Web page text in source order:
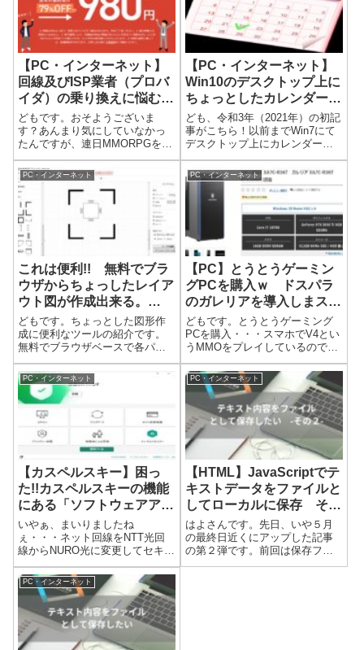
【PC・インターネット】
回線及びISP業者（プロバ
イダ）の乗り換えに悩む。
（NURO光が良いの・・
か？
どもです。おそようございま
す？あんまり気にしていなかっ
たんですが、連日MMORPGをプ
レイしていると最近家の光回線
が、途中で原因不明な回線断が
約1分くらい断続的に起きるよう
になってゲームがプレイしにく
い状態が続いています。なの
で、ここはちょ...
【PC・インターネット】
Win10のデスクトップ上に
ちょっとしたカレンダーが
ほしい。ついでに、予定も
組み込めるとなおヨシ!!
ども、令和3年（2021年）の初記
事がこちら！以前までWin7にて
デスクトップ上にカレンダーを
表示させていたんですが、その
カレンダーを表示させようとし
て公式HPへ行ったんです
が・・・・なかなかアクセスで
きず途方に暮れましたｗなので
フリーの似...
PC・インターネット
これは便利!! 無料でブラ
ウザからちょっしたレイア
ウト図が作成出来る。
「Draw.io」お高いVisioな
んか必要無いかもｗ
どもです。ちょっとした図形作
成に便利なツールの紹介です。
無料でブラウザベースで各パー
ツをチョイスしてレイアウト
図、フロチャート、ブログでち
ょっとした説明用に図形をサク
っと作成できます。Draw.io の
使い方使い方はすでに公開され
ているペー...
PC・インターネット
【PC】とうとうゲーミン
グPCを購入ｗ ドスパラ
のガレリアを導入しまス
た。
どもです。とうとうゲーミング
PCを購入・・・スマホでV4とい
うMMOをプレイしているのです
が、プレイしながらチャットが
やりずらくて我慢が出来なかっ
たですｗｗｗ購入先は、秋葉原
のドスパラ。以前というか5年く
らい前？になるでしょうか。こ
ちらで動...
PC・インターネット
【カスペルスキー】困っ
た!!カスペルスキーの機能
にある「ソフトウェアアッ
プデータ」でLibreOffice
のアップデートが終わらな
いｗ
いやぁ、まいりましたね
ぇ・・・ネット回線をNTT光回
線からNURO光に変更してセキュ
リティソフトカスペルスキーを
導入したまでは良かったです
が、まさか、LibreOfficeのアップ
デート処理が終わらに事態にな
るとは思いませんでしたyo。
(...
PC・インターネット
【HTML】JavaScriptでテ
キストデータをファイルと
してローカルに保存 その
２
はよさんです。先日、いや５月
の最終日近くにアップした記事
の第２弾です。前回は保存ファ
イル名を任意に指定出来なかっ
PC・インターネット